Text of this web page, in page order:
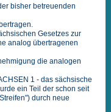
bisher betreuenden
Gesetzes zur
analog übertragenen
die analogen
1 - das sächsische
ein Teil der schon seit
durch neue